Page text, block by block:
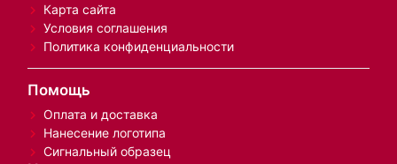
Карта сайта
Условия соглашения
Политика конфиденциальности
Помощь
Оплата и доставка
Нанесение логотипа
Сигнальный образец